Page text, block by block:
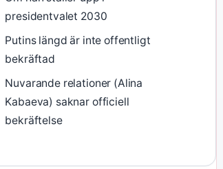
presidentvalet 2030
Putins längd är inte offentligt
bekräftad
Nuvarande relationer (Alina
Kabaeva) saknar officiell
bekräftelse